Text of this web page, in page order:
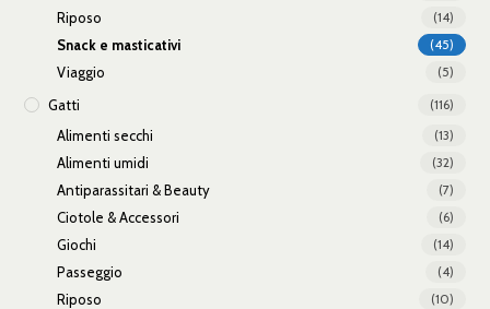
Riposo (14)
Snack e masticativi (45)
Viaggio (5)
Gatti (116)
Alimenti secchi (13)
Alimenti umidi (32)
Antiparassitari & Beauty (7)
Ciotole & Accessori (6)
Giochi (14)
Passeggio (4)
Riposo (10)